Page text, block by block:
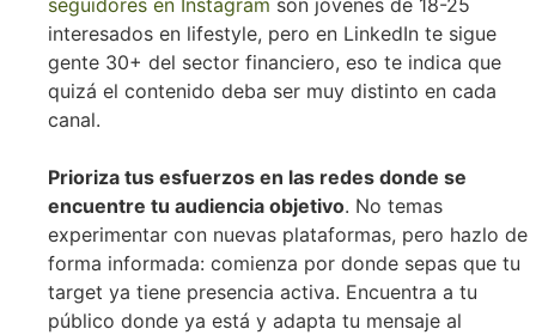
seguidores en Instagram son jóvenes de 18-25
interesados en lifestyle, pero en LinkedIn te sigue
gente 30+ del sector financiero, eso te indica que
quizá el contenido deba ser muy distinto en cada
canal.
Prioriza tus esfuerzos en las redes donde se
encuentre tu audiencia objetivo. No temas
experimentar con nuevas plataformas, pero hazlo de
forma informada: comienza por donde sepas que tu
target ya tiene presencia activa. Encuentra a tu
público donde ya está y adapta tu mensaje al